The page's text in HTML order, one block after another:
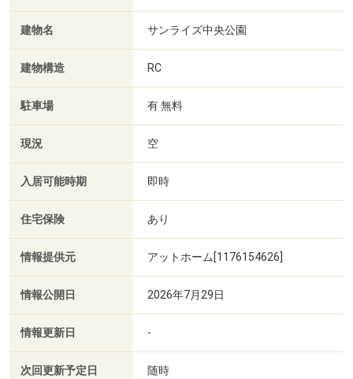
建物名 サンライズ中央公園
建物構造 RC
駐車場 有 無料
現況 空
入居可能時期 即時
住宅保険 あり
情報提供元 アットホーム[1176154626]
情報公開日 2026年7月29日
情報更新日 -
次回更新予定日 随時